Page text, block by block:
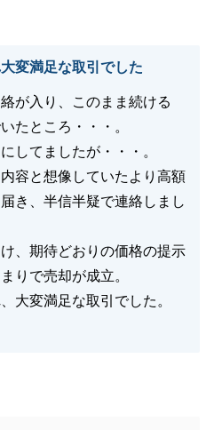
変満足な取引でした
が入り、このまま続ける
たところ・・・。
してましたが・・・。
容と想像していたより高額
き、半信半疑で連絡しまし
、期待どおりの価格の提示
りで売却が成立。
大変満足な取引でした。